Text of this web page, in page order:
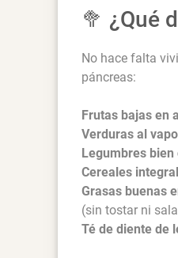
🥦 ¿Qué
No hace falta
páncreas:
Frutas bajas en
Verduras al
Legumbres bien
Cereales
Grasas buenas
(sin tostar ni
Té de diente de